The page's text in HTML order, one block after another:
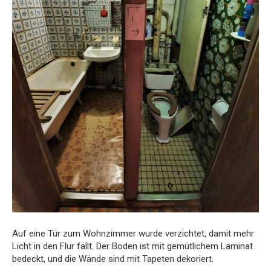
Auf eine Tür zum Wohnzimmer wurde verzichtet, damit mehr
Licht in den Flur fällt. Der Boden ist mit gemütlichem Laminat
bedeckt, und die Wände sind mit Tapeten dekoriert.